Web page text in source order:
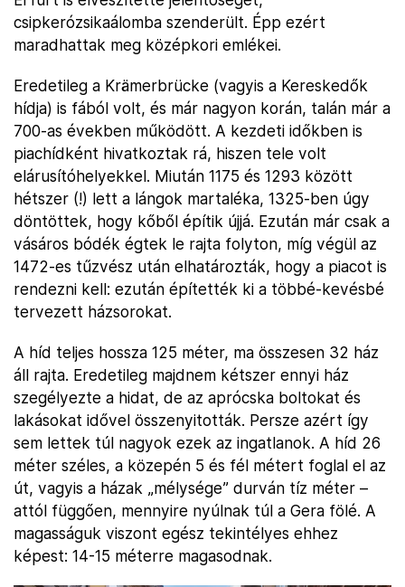
csipkerózsikaálomba szenderült. Épp ezért
maradhattak meg középkori emlékei.
Eredetileg a Krämerbrücke (vagyis a Kereskedők
hídja) is fából volt, és már nagyon korán, talán már a
700-as években működött. A kezdeti időkben is
piachídként hivatkoztak rá, hiszen tele volt
elárusítóhelyekkel. Miután 1175 és 1293 között
hétszer (!) lett a lángok martaléka, 1325-ben úgy
döntöttek, hogy kőből építik újjá. Ezután már csak a
vásáros bódék égtek le rajta folyton, míg végül az
1472-es tűzvész után elhatározták, hogy a piacot is
rendezni kell: ezután építették ki a többé-kevésbé
tervezett házsorokat.
A híd teljes hossza 125 méter, ma összesen 32 ház
áll rajta. Eredetileg majdnem kétszer ennyi ház
szegélyezte a hidat, de az aprócska boltokat és
lakásokat idővel összenyitották. Persze azért így
sem lettek túl nagyok ezek az ingatlanok. A híd 26
méter széles, a közepén 5 és fél métert foglal el az
út, vagyis a házak „mélysége” durván tíz méter –
attól függően, mennyire nyúlnak túl a Gera fölé. A
magasságuk viszont egész tekintélyes ehhez
képest: 14-15 méterre magasodnak.